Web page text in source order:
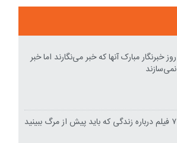
روز خبرنگار مبارک آنها که خبر می‌نگارند اما خبر
نمی‌سازند
۷ فیلم درباره زندگی که باید پیش از مرگ ببینید